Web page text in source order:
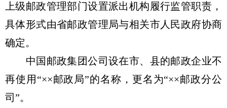
上级邮政管理部门设置派出机构履行监管职责，
具体形式由省邮政管理局与相关市人民政府协商
确定。
中国邮政集团公司设在市、县的邮政企业不
再使用“××邮政局”的名称，更名为“××邮政分公
司”。